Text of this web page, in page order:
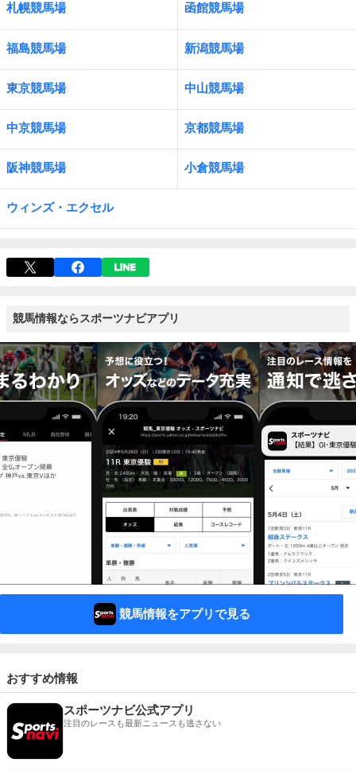
札幌競馬場 函館競馬場
福島競馬場 新潟競馬場
東京競馬場 中山競馬場
中京競馬場 京都競馬場
阪神競馬場 小倉競馬場
ウィンズ・エクセル
競馬情報ならスポーツナビアプリ
競馬情報をアプリで見る
おすすめ情報
スポーツナビ公式アプリ
注目のレースも最新ニュースも逃さない